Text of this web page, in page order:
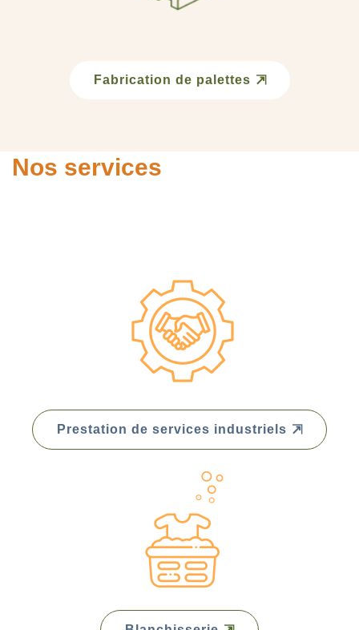
Fabrication de palettes
Nos services
Prestation de services industriels